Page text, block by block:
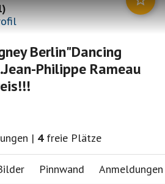
)
Berlin"Dancing
Philippe Rameau
| 4 freie Plätze
Pinnwand Anmeldungen